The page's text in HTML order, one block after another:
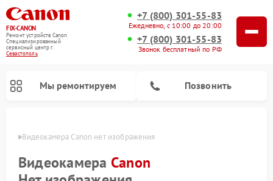
FIX-CANON
Ремонт устройств Canon
Специализированный
cервисный центр г.
Севастополь
+7 (800) 301-55-83
Ежедневно, с 10:00 до 20:00
+7 (800) 301-55-83
Звонок бесплатный по РФ
Мы ремонтируем Позвонить
Видеокамера Canon нет изображения
Видеокамера Canon